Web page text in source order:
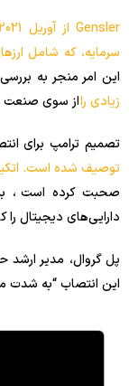
سرمایه، که شامل
این امر منجر به
زیادی رااز سوی صنعت
تصمیم ترامپ برای
توصیف شده است.
دارایی‌های دیجیتال
این انتصاب “به شدت